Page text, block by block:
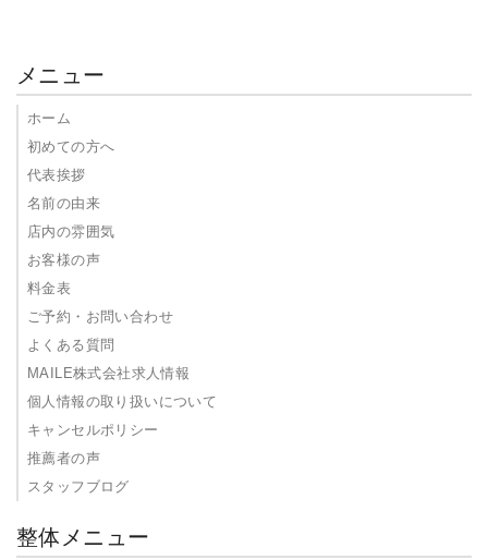
メニュー
ホーム
初めての方へ
代表挨拶
名前の由来
店内の雰囲気
お客様の声
料金表
ご予約・お問い合わせ
よくある質問
MAILE株式会社求人情報
個人情報の取り扱いについて
キャンセルポリシー
推薦者の声
スタッフブログ
整体メニュー